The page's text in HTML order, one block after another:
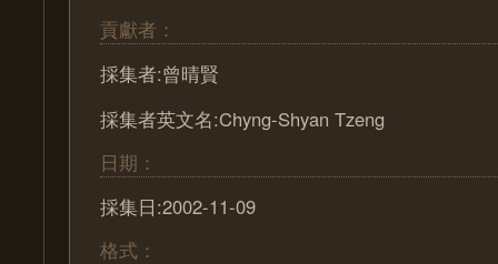
貢獻者：
採集者:曾晴賢
採集者英文名:Chyng-Shyan Tzeng
日期：
採集日:2002-11-09
格式：